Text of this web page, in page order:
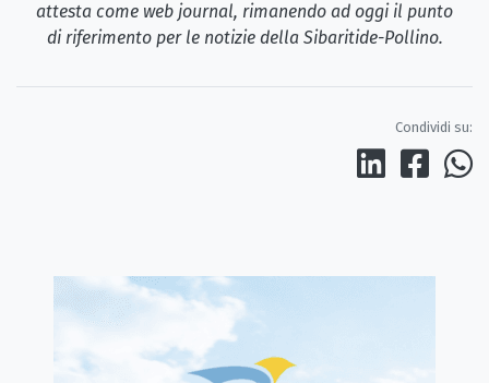
attesta come web journal, rimanendo ad oggi il punto
di riferimento per le notizie della Sibaritide-Pollino.
Condividi su: